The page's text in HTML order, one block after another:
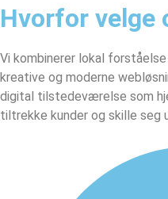
Hvorfor velge
Vi kombinerer lokal
kreative og moderne
digital tilstedeværelse som
tiltrekke kunder og skille seg